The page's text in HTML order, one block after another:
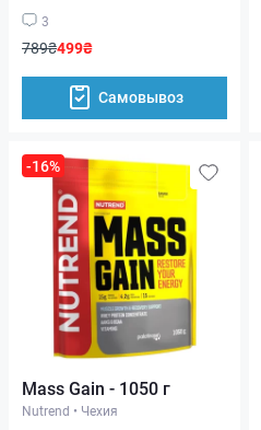
3
789₴499₴
Самовывоз
-16%
Mass Gain - 1050 г
Nutrend • Чехия